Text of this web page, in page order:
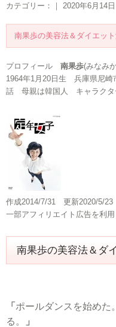
カテゴリー：｜ 2020年6月14日
南果歩の美容法＆ダイエッ
プロフィール 南果歩(みなみ
1964年1月20日生 兵庫県尼
話 母親は韓国人 キャラクタ
作成2014/7/31 更新2020/5/23
一部アフィリエイト広告を利
南果歩の美容法＆ダ
「 ポールダンスを始めた
る。
」